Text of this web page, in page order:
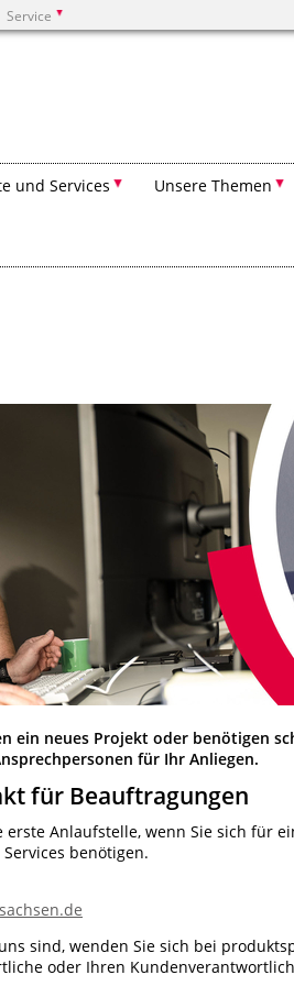
Service
und Services Unsere Themen
ein neues Projekt oder benötigen
für Ihr Anliegen.
für Beauftragungen
Anlaufstelle, wenn Sie sich für
benötigen.
sind, wenden Sie sich bei
oder Ihren